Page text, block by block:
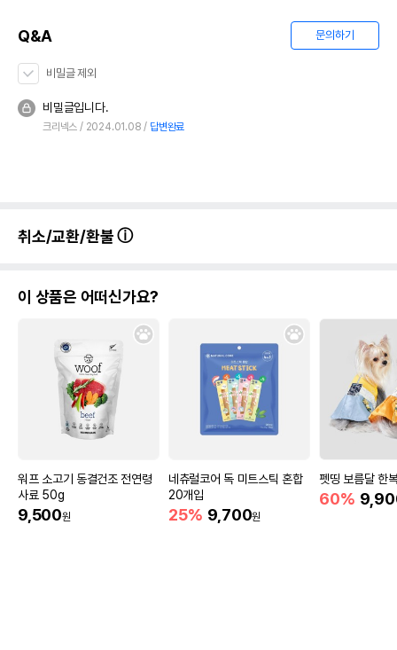
Q&A 문의하기
비밀글 제외
비밀글입니다.
크리넥스 2024.01.08 답변완료
취소/교환/환불
이 상품은 어떠신가요?
워프 소고기 동결건조 전연령
사료 50g
9,500원
네츄럴코어 독 미트스틱 혼합
20개입
25% 9,700원
펫띵 보름달 한
60%